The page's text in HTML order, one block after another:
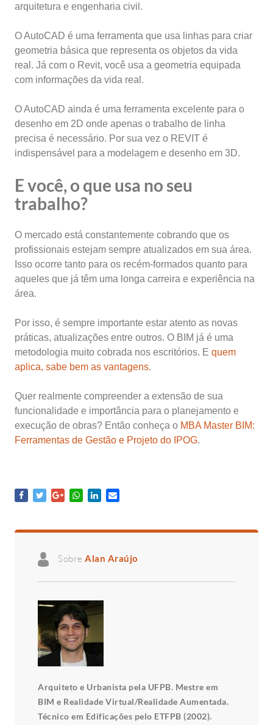
arquitetura e engenharia civil.
O AutoCAD é uma ferramenta que usa linhas para criar
geometria básica que representa os objetos da vida
real. Já com o Revit, você usa a geometria equipada
com informações da vida real.
O AutoCAD ainda é uma ferramenta excelente para o
desenho em 2D onde apenas o trabalho de linha
precisa é necessário. Por sua vez o REVIT é
indispensável para a modelagem e desenho em 3D.
E você, o que usa no seu
trabalho?
O mercado está constantemente cobrando que os
profissionais estejam sempre atualizados em sua área.
Isso ocorre tanto para os recém-formados quanto para
aqueles que já têm uma longa carreira e experiência na
área.
Por isso, é sempre importante estar atento as novas
práticas, atualizações entre outros. O BIM já é uma
metodologia muito cobrada nos escritórios. E quem
aplica, sabe bem as vantagens.
Quer realmente compreender a extensão de sua
funcionalidade e importância para o planejamento e
execução de obras? Então conheça o MBA Master BIM:
Ferramentas de Gestão e Projeto do IPOG.
Sobre Alan Araújo
Arquiteto e Urbanista pela UFPB. Mestre em
BIM e Realidade Virtual/Realidade Aumentada.
Técnico em Edificações pelo ETFPB (2002).